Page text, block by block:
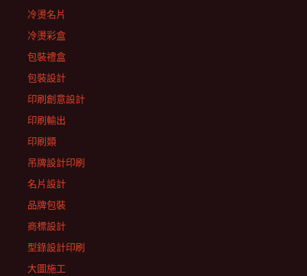
冷燙名片
冷燙彩盒
包裝禮盒
包裝設計
印刷創意設計
印刷輸出
印刷類
吊牌設計印刷
名片設計
品牌包裝
商標設計
型錄設計印刷
大圖施工